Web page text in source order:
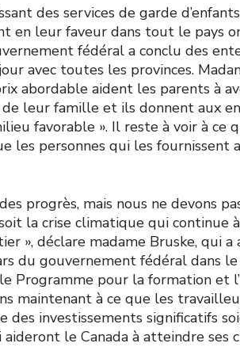
des services de garde
en leur faveur dans tout le pays
fédéral a conclu des
avec toutes les provinces.
abordable aident les parents à
leur famille et ils donnent aux
favorable ». Il reste à voir à ce
les personnes qui les fournissent
progrès, mais nous ne devons
la crise climatique qui continue
», déclare madame Bruske, qui a
du gouvernement fédéral dans
Programme pour la formation et
maintenant à ce que les
des investissements significatifs
le Canada à atteindre ses